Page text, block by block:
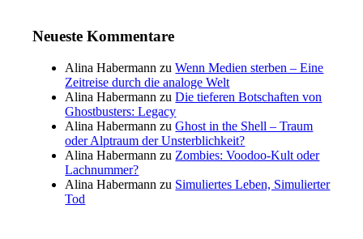
Neueste Kommentare
Alina Habermann zuWenn Medien sterben – Eine
Zeitreise durch die analoge Welt
Alina Habermann zuDie tieferen Botschaften von
Ghostbusters: Legacy
Alina Habermann zuGhost in the Shell – Traum
oder Alptraum der Unsterblichkeit?
Alina Habermann zu Zombies: Voodoo-Kult oder
Lachnummer?
Alina Habermann zu Simuliertes Leben, Simulierter
Tod